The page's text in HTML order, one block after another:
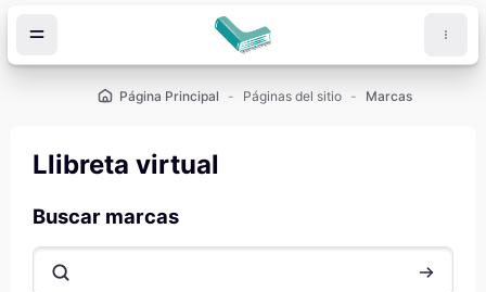
Página Principal Páginas del sitio Marcas
Llibreta virtual
Buscar marcas
Search